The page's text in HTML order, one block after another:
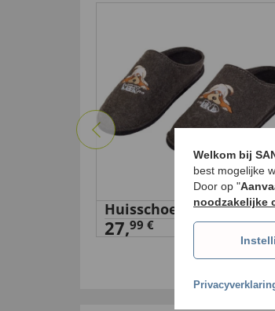
Huisschoen ’Weekend’
27,99 €
Welkom bij
best mogelijke
Door op "
noodzakelijke